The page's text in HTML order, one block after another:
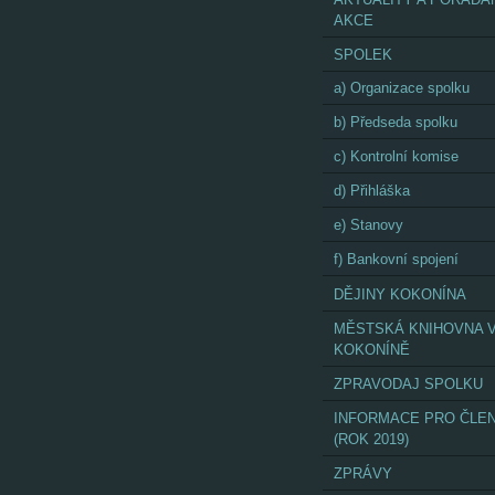
AKCE
SPOLEK
a) Organizace spolku
b) Předseda spolku
c) Kontrolní komise
d) Přihláška
e) Stanovy
f) Bankovní spojení
DĚJINY KOKONÍNA
MĚSTSKÁ KNIHOVNA
KOKONÍNĚ
ZPRAVODAJ SPOLKU
INFORMACE PRO
(ROK 2019)
ZPRÁVY